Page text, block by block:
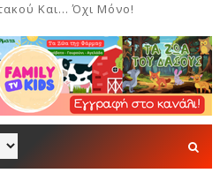
Και... Όχι Μόνο!